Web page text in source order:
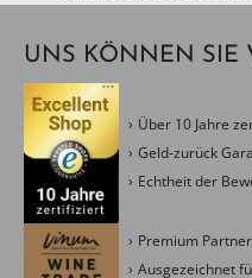
UNS KÖNNEN SIE
Über 10 Jahre
Geld-zurück
Echtheit der
Premium
Ausgezeichnet